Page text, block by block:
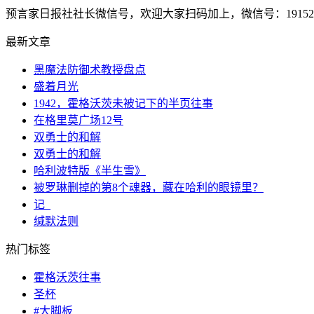
预言家日报社社长微信号，欢迎大家扫码加上，微信号：
最新文章
黑魔法防御术教授盘点
盛着月光
1942，霍格沃茨未被记下的半页往事
在格里莫广场12号
双勇士的和解
双勇士的和解
哈利波特版《半生雪》
被罗琳删掉的第8个魂器，藏在哈利的眼镜里？
记_
缄默法则
热门标签
霍格沃茨往事
圣杯
#大脚板